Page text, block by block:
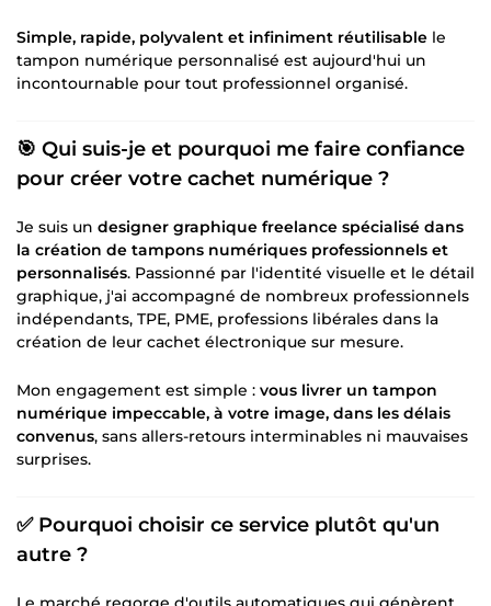
Simple, rapide, polyvalent et infiniment réutilisable le
tampon numérique personnalisé est aujourd'hui un
incontournable pour tout professionnel organisé.
🎯 Qui suis-je et pourquoi me faire confiance
pour créer votre cachet numérique ?
Je suis un designer graphique freelance spécialisé dans
la création de tampons numériques professionnels et
personnalisés. Passionné par l'identité visuelle et le détail
graphique, j'ai accompagné de nombreux professionnels
indépendants, TPE, PME, professions libérales dans la
création de leur cachet électronique sur mesure.
Mon engagement est simple : vous livrer un tampon
numérique impeccable, à votre image, dans les délais
convenus, sans allers-retours interminables ni mauvaises
surprises.
✅ Pourquoi choisir ce service plutôt qu'un
autre ?